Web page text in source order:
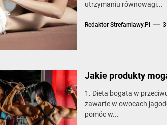
utrzymaniu równowagi...
Redaktor Strefamlawy.pl
Jakie produkty
1. Dieta bogata w
zawarte w owocach
pomóc w...